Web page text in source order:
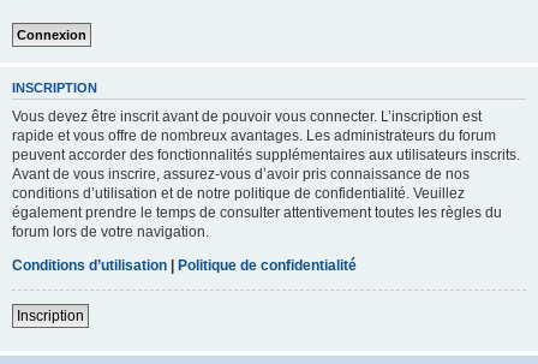
INSCRIPTION
Vous devez être inscrit avant de pouvoir vous connecter. L’inscription est
rapide et vous offre de nombreux avantages. Les administrateurs du forum
peuvent accorder des fonctionnalités supplémentaires aux utilisateurs inscrits.
Avant de vous inscrire, assurez-vous d’avoir pris connaissance de nos
conditions d’utilisation et de notre politique de confidentialité. Veuillez
également prendre le temps de consulter attentivement toutes les règles du
forum lors de votre navigation.
Conditions d’utilisation | Politique de confidentialité
Inscription